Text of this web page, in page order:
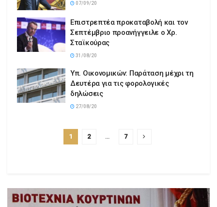
07/09/20
Επιστρεπτέα προκαταβολή και τον
Σεπτέμβριο προανήγγειλε ο Χρ.
Σταϊκούρας
31/08/20
Υπ. Οικονομικών: Παράταση μέχρι τη
Δευτέρα για τις φορολογικές
δηλώσεις
27/08/20
1 2 … 7